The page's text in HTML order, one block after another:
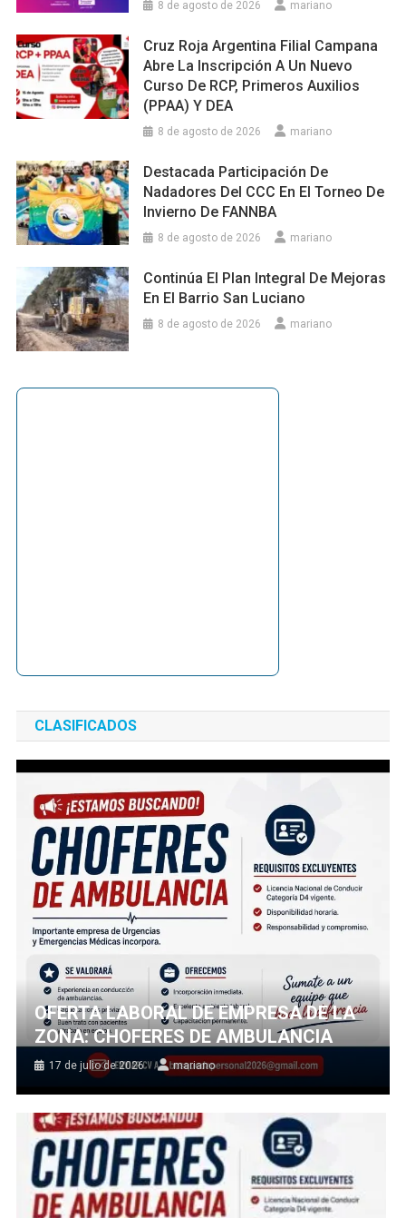
8 de agosto de 2026 mariano
Cruz Roja Argentina Filial Campana
Abre La Inscripción A Un Nuevo
Curso De RCP, Primeros Auxilios
(PPAA) Y DEA
8 de agosto de 2026 mariano
Destacada Participación De
Nadadores Del CCC En El Torneo De
Invierno De FANNBA
8 de agosto de 2026 mariano
Continúa El Plan Integral De Mejoras
En El Barrio San Luciano
8 de agosto de 2026 mariano
CLASIFICADOS
OFERTA LABORAL DE EMPRESA DE LA
ZONA: CHOFERES DE AMBULANCIA
17 de julio de 2026 mariano